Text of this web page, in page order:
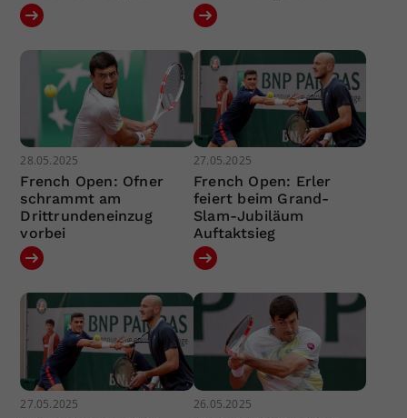
28.05.2025
French Open: Ofner
schrammt am
Drittrundeneinzug
vorbei
27.05.2025
French Open: Erler
feiert beim Grand-
Slam-Jubiläum
Auftaktsieg
27.05.2025 26.05.2025